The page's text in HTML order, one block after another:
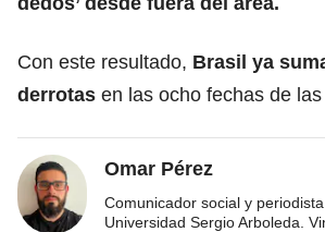
Con este resultado, Brasil ya
derrotas en las ocho fechas de
Omar Pérez
Comunicador social y
Universidad Sergio Arboleda.